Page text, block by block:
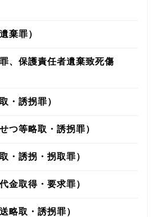
棄罪）
、保護責任者遺棄致死傷
・誘拐罪）
つ等略取・誘拐罪）
・誘拐・拐取罪）
金取得・要求罪）
略取・誘拐罪）